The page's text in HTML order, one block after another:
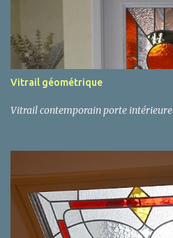
Vitrail géométrique
Vitrail contemporain porte intérieure